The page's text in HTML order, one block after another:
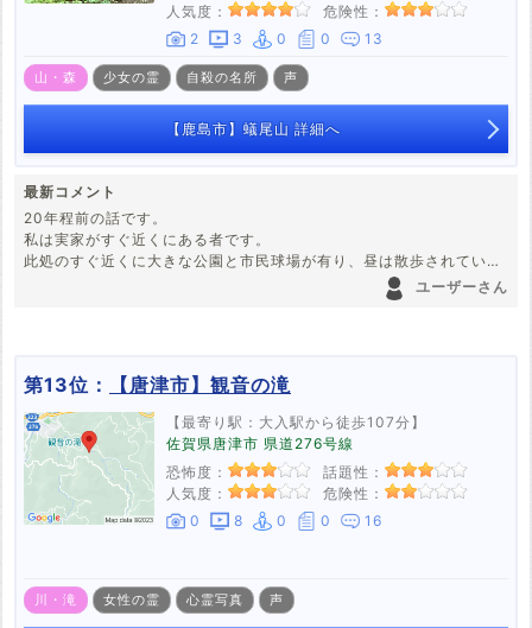
人気度：
危険性：
2
3 0 0 13
山・森 少女の霊 自殺の名所 声
【鹿島市】蟻尾山 詳細へ
最新コメント
20年程前の話です。
私は実家がすぐ近くにある者です。
此処のすぐ近くに大きな公園と市民球場が有り、昼は散歩されている
方や運動に来る方も居ます。しかし、球場は夜21時消灯、公園は22時
外は小さい星が見えるほどの暗闇で懐中電灯の灯りも見えませんでし
た。
因みに公園に行くための道である家の前を通った車はありませんでし
た。行きも帰りも。
その後は私も眠ってしまったのでよくわかりません。
あの声はなんだったのでしょうか？20年以上経った今でもわかりませ
ん。
ユーザーさん
第13位： 【唐津市】観音の滝
【最寄り駅：大入駅から徒歩107分】
佐賀県唐津市 県道276号線
恐怖度：
話題性：
人気度：
危険性：
0
8 0 0 16
川・滝 女性の霊 心霊写真 声